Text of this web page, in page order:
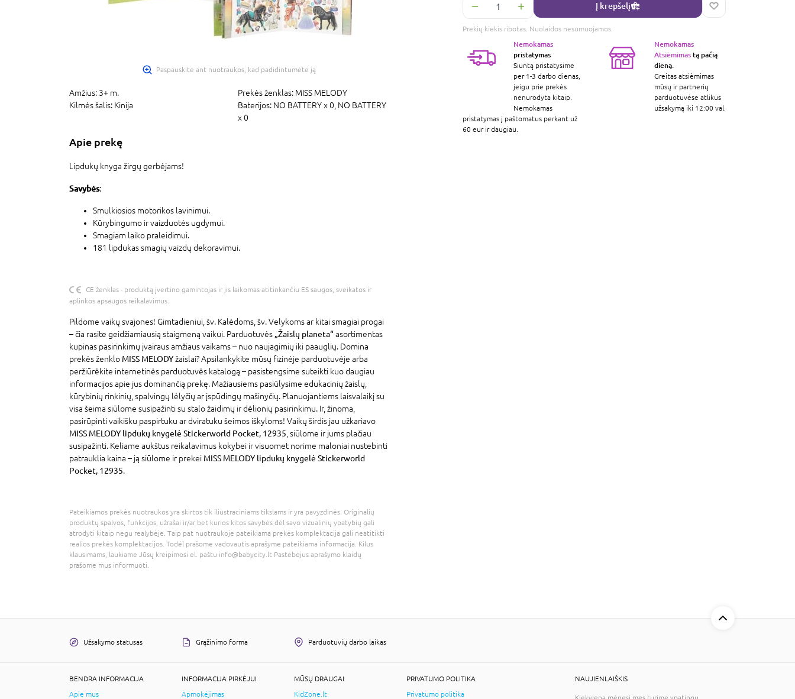
Paspauskite ant nuotraukos, kad padidintumėte ją
Amžius: 3+ m. Prekės ženklas: MISS MELODY
Kilmės šalis: Kinija Baterijos: NO BATTERY x 0, NO BATTERY
x 0
Apie prekę
Lipdukų knyga žirgų gerbėjams!
Savybės:
Smulkiosios motorikos lavinimui.
Kūrybingumo ir vaizduotės ugdymui.
Smagiam laiko praleidimui.
181 lipdukas smagių vaizdų dekoravimui.
CE ženklas - produktą įvertino gamintojas ir jis laikomas atitinkančiu ES saugos, sveikatos ir
aplinkos apsaugos reikalavimus.
Pildome vaikų svajones! Gimtadieniui, šv. Kalėdoms, šv. Velykoms ar kitai smagiai progai
– čia rasite geidžiamiausią staigmeną vaikui. Parduotuvės „Žaislų planeta“asortimentas
kupinas pasirinkimų įvairaus amžiaus vaikams – nuo naujagimių iki paauglių. Domina
prekės ženklo MISS MELODYžaislai? Apsilankykite mūsų fizinėje parduotuvėje arba
peržiūrėkite internetinės parduotuvės katalogą – pasistengsime suteikti kuo daugiau
informacijos apie jus dominančią prekę. Mažiausiems pasiūlysime edukacinių žaislų,
kūrybinių rinkinių, spalvingų lėlyčių ar įspūdingų mašinyčių. Planuojantiems laisvalaikį su
visa šeima siūlome susipažinti su stalo žaidimų ir dėlionių pasirinkimu. Ir, žinoma,
pasirūpinti vaikišku paspirtuku ar dviratuku šeimos iškyloms! Vaikų širdis jau užkariavo
MISS MELODY lipdukų knygelė Stickerworld Pocket, 12935 , siūlome ir jums plačiau
susipažinti. Keliame aukštus reikalavimus kokybei ir visuomet norime maloniai nustebinti
patrauklia kaina – ją siūlome ir prekei MISS MELODY lipdukų knygelė Stickerworld
Pocket, 12935.
Pateikiamos prekės nuotraukos yra skirtos tik iliustraciniams tikslams ir yra pavyzdinės. Originalių
produktų spalvos, funkcijos, užrašai ir/ar bet kurios kitos savybės dėl savo vizualinių ypatybių gali
atrodyti kitaip negu realybėje. Taip pat nuotraukoje pateikiama prekės komplektacija gali neatitikti
realios prekės komplektacijos. Todėl prašome vadovautis aprašyme pateikiama informacija. Kilus
klausimams, laukiame Jūsų kreipimosi el. paštu info@babycity.lt Pastebėjus aprašymo klaidų
prašome mus informuoti.
Į krepšelį
Prekių kiekis ribotas. Nuolaidos nesumuojamos.
Nemokamas
pristatymas
Siuntą pristatysime
per 1-3 darbo dienas,
jeigu prie prekės
nenurodyta kitaip.
Nemokamas
pristatymas į paštomatus perkant už
60 eur ir daugiau.
Nemokamas
Atsiėmimastą pačią
dieną.
Greitas atsiėmimas
mūsų ir partnerių
parduotuvėse atlikus
užsakymą iki 12:00 val.
Užsakymo statusas Grąžinimo forma Parduotuvių darbo laikas
BENDRA INFORMACIJA
Apie mus
INFORMACIJA PIRKĖJUI
Apmokėjimas
MŪSŲ DRAUGAI
KidZone.lt
PRIVATUMO POLITIKA
Privatumo politika
NAUJIENLAIŠKIS